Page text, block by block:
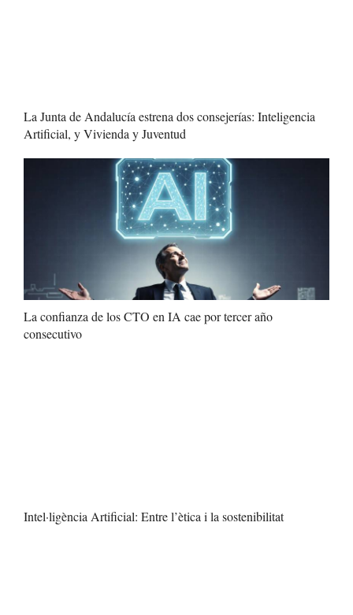
La Junta de Andalucía estrena dos consejerías: Inteligencia
Artificial, y Vivienda y Juventud
La confianza de los CTO en IA cae por tercer año
consecutivo
Intel·ligència Artificial: Entre l’ètica i la sostenibilitat